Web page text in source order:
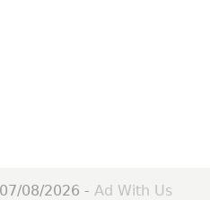
08/2026 - Ad With Us